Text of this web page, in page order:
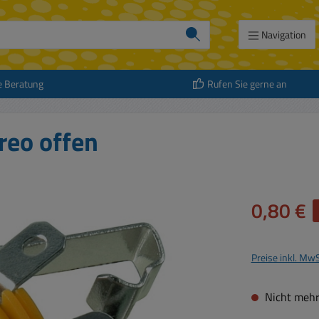
Navigation
Beratung Rufen Sie gerne an
offen
Verkaufspreis:
0,80 €
Preise inkl.
Nicht